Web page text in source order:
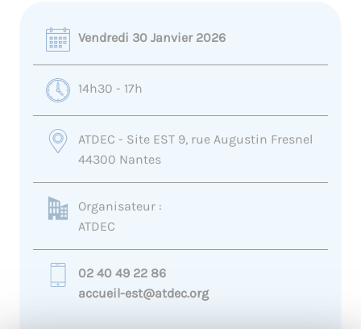
Vendredi 30 Janvier 2026
14h30 - 17h
ATDEC - Site EST 9, rue Augustin Fresnel
44300 Nantes
Organisateur :
ATDEC
02 40 49 22 86
accueil-est@atdec.org